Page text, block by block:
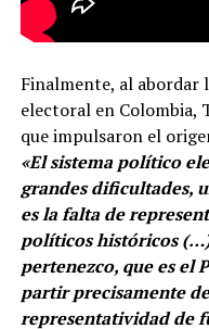
Finalmente, al abordar
electoral en Colombia,
que impulsaron el
«El sistema político
grandes dificultades,
es la falta de
políticos históricos
pertenezco, que es el
partir precisamente
representatividad de